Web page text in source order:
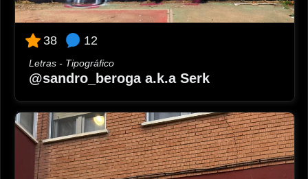
38 12
Letras - Tipográfico
@sandro_beroga a.k.a Serk